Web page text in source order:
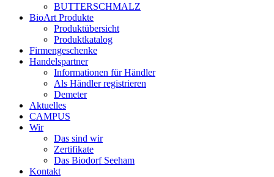
BUTTERSCHMALZ
BioArt Produkte
Produktübersicht
Produktkatalog
Firmengeschenke
Handelspartner
Informationen für Händler
Als Händler registrieren
Demeter
Aktuelles
CAMPUS
Wir
Das sind wir
Zertifikate
Das Biodorf Seeham
Kontakt